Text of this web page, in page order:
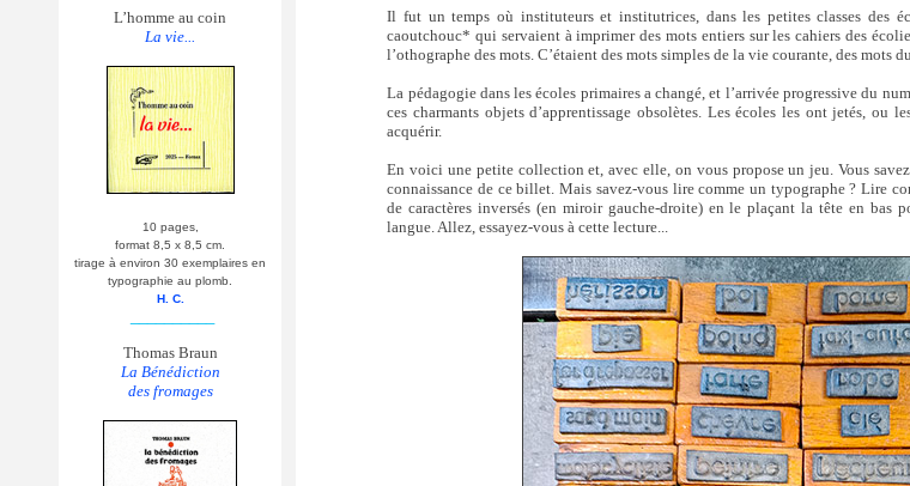
L’homme au coin
La vie...
10 pages,
format 8,5 x 8,5 cm.
tirage à environ 30 exemplaires en
typographie au plomb.
H. C.
Thomas Braun
La Bénédiction
des fromages
Il fut un temps où instituteurs et institutrices, dans les petites classes des
caoutchouc* qui servaient à imprimer des mots entiers sur les cahiers des
l’othographe des mots. C’étaient des mots simples de la vie courante, des mots
La pédagogie dans les écoles primaires a changé, et l’arrivée progressive du
ces charmants objets d’apprentissage obsolètes. Les écoles les ont jetés,
acquérir.
En voici une petite collection et, avec elle, on vous propose un jeu. Vous
connaissance de ce billet. Mais savez-vous lire comme un typographe ? Lire
de caractères inversés (en miroir gauche-droite) en le plaçant la tête en bas
langue. Allez, essayez-vous à cette lecture...